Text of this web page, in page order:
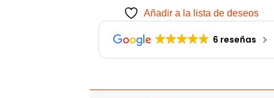
Añadir a la lista de deseos
6 reseñas